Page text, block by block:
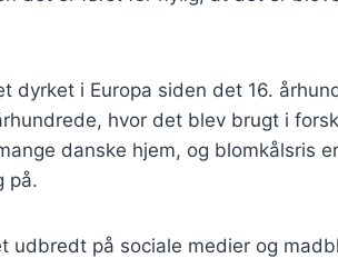
dyrket i Europa siden det 16.
hvor det blev brugt i
danske hjem, og blomkålsris
på.
udbredt på sociale medier og